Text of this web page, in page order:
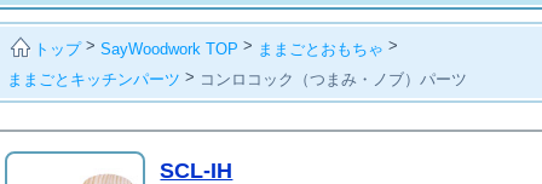
トップ> SayWoodwork TOP > ままごとおもちゃ >
ままごとキッチンパーツ > コンロコック（つまみ・ノブ）パーツ
SCL-IH